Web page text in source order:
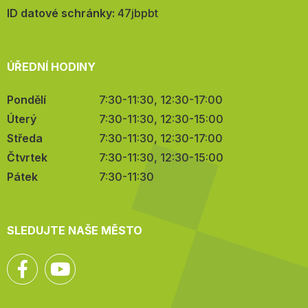
mail:
ID datové schránky: 47jbpbt
ÚŘEDNÍ HODINY
Pondělí
7:30-11:30, 12:30-17:00
Úterý
7:30-11:30, 12:30-15:00
Středa
7:30-11:30, 12:30-17:00
Čtvrtek
7:30-11:30, 12:30-15:00
Pátek
7:30-11:30
SLEDUJTE NAŠE MĚSTO
Facebook